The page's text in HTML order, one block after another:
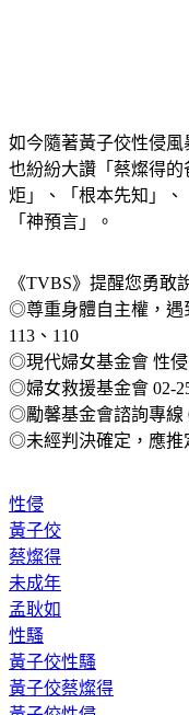
也紛紛大讚「蔡燦得
炬」、「根本先知」、
「神預言」。
◎尊重身體自主權，遇
113、110
◎現代婦女基金會 性侵
◎婦女救援基金會 02-
◎勵馨基金會諮詢專線
◎未經判決確定，應推
黃子佼
蔡燦得
未成年
孟耿如
性騷
黃子佼性騷
黃子佼蔡燦得
黃子佼性侵